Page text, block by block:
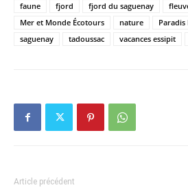
faune
fjord fjord du saguenay
Mer et Monde Écotours
nature
saguenay
tadoussac vacances essipit
Article précédent